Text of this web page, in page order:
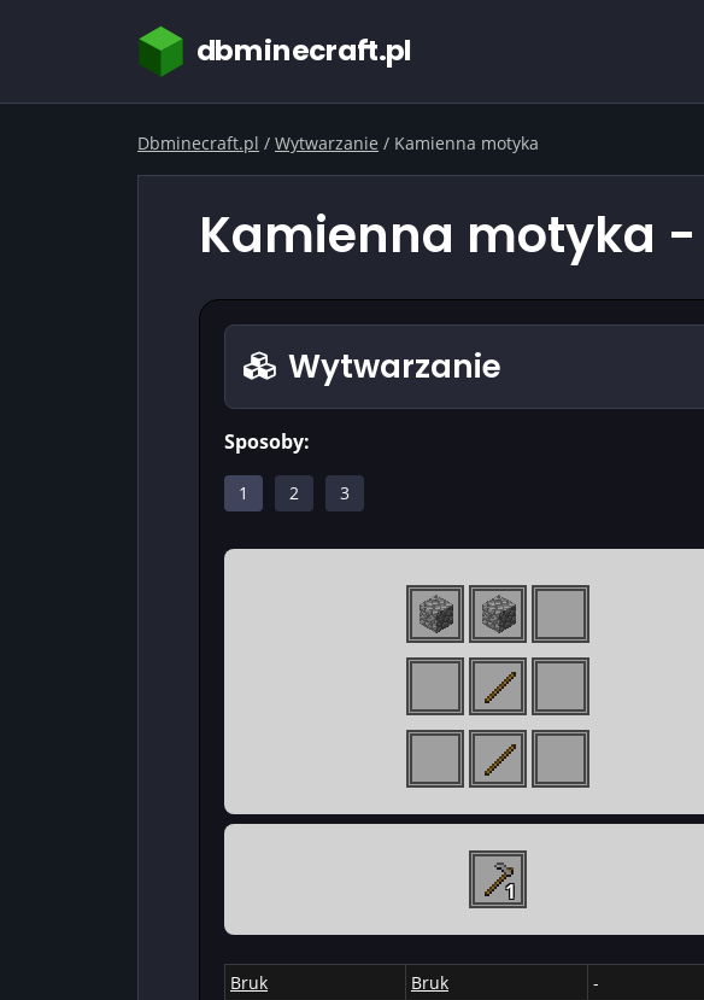
dbminecraft.pl
Dbminecraft.pl / Wytwarzanie / Kamienna motyka
Kamienna motyka
Wytwarzanie
Sposoby:
1 2 3
1
Bruk Bruk
-